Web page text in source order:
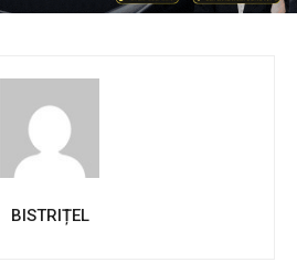
BISTRIȚEL